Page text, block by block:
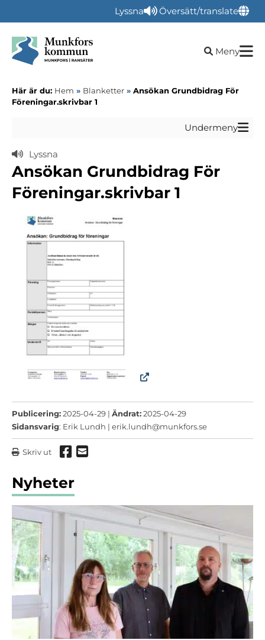
Lyssna Översätt/translate
Öppna
Meny
Här är du: Hem » Blanketter » Ansökan Grundbidrag För
Föreningar.skrivbar 1
Undermeny
Lyssna
Ansökan Grundbidrag För
Föreningar.skrivbar 1
Publicering:2025-04-29 | Ändrat:2025-04-29
Sidansvarig: Erik Lundh | erik.lundh@munkfors.se
Skriv ut Dela via Facebook
Dela via mail
Nyheter